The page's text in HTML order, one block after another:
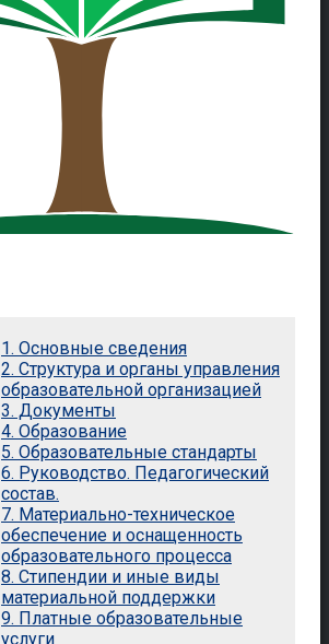
1. Основные сведения
2. Структура и органы управления
образовательной организацией
3. Документы
4. Образование
5. Образовательные стандарты
6. Руководство. Педагогический
состав.
7. Материально-техническое
обеспечение и оснащенность
образовательного процесса
8. Стипендии и иные виды
материальной поддержки
9. Платные образовательные
услуги